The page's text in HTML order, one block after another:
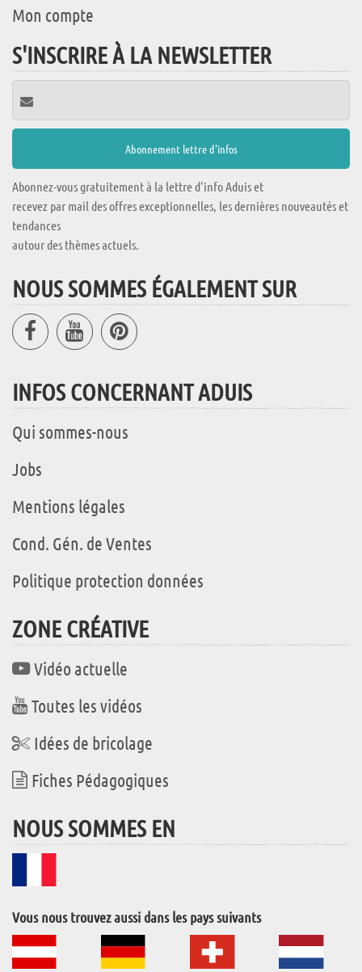
Mon compte
S'INSCRIRE À LA NEWSLETTER
Abonnez-vous gratuitement à la lettre d'info Aduis et
recevez par mail des offres exceptionnelles, les dernières nouveautés et
tendances
autour des thèmes actuels.
NOUS SOMMES ÉGALEMENT SUR
INFOS CONCERNANT ADUIS
Qui sommes-nous
Jobs
Mentions légales
Cond. Gén. de Ventes
Politique protection données
ZONE CRÉATIVE
Vidéo actuelle
Toutes les vidéos
Idées de bricolage
Fiches Pédagogiques
NOUS SOMMES EN
Vous nous trouvez aussi dans les pays suivants